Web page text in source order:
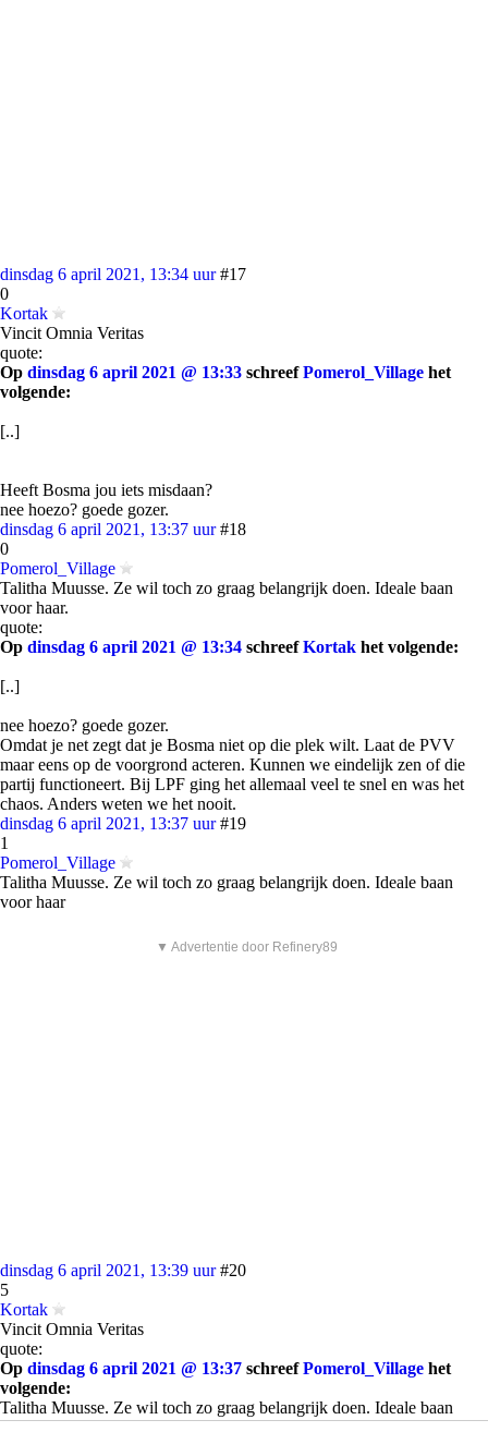
dinsdag 6 april 2021, 13:34 uur #17
0
Kortak
Vincit Omnia Veritas
quote:
Op dinsdag 6 april 2021 @ 13:33 schreefPomerol_Village het
volgende:
[..]
Heeft Bosma jou iets misdaan?
nee hoezo? goede gozer.
dinsdag 6 april 2021, 13:37 uur #18
0
Pomerol_Village
Talitha Muusse. Ze wil toch zo graag belangrijk doen. Ideale baan
voor haar.
quote:
Op dinsdag 6 april 2021 @ 13:34 schreefKortak het volgende:
[..]
nee hoezo? goede gozer.
Omdat je net zegt dat je Bosma niet op die plek wilt. Laat de PVV
maar eens op de voorgrond acteren. Kunnen we eindelijk zen of die
partij functioneert. Bij LPF ging het allemaal veel te snel en was het
chaos. Anders weten we het nooit.
dinsdag 6 april 2021, 13:37 uur #19
1
Pomerol_Village
Talitha Muusse. Ze wil toch zo graag belangrijk doen. Ideale baan
voor haar
▼ Advertentie door Refinery89
dinsdag 6 april 2021, 13:39 uur #20
5
Kortak
Vincit Omnia Veritas
quote:
Op dinsdag 6 april 2021 @ 13:37 schreefPomerol_Village het
volgende:
Talitha Muusse. Ze wil toch zo graag belangrijk doen. Ideale baan
voor haar.